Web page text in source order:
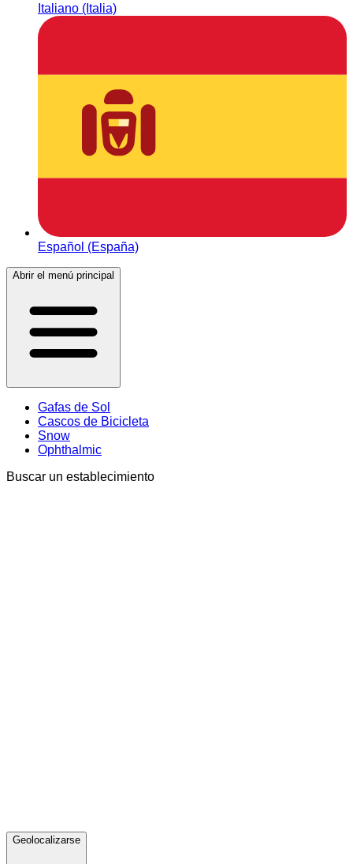
Italiano (Italia)
Español (España)
Abrir el menú principal
Gafas de Sol
Cascos de Bicicleta
Snow
Ophthalmic
Buscar un establecimiento
Geolocalizarse